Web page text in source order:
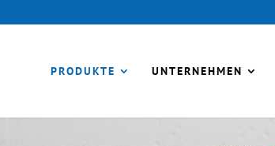
PRODUKTE UNTERNEHMEN